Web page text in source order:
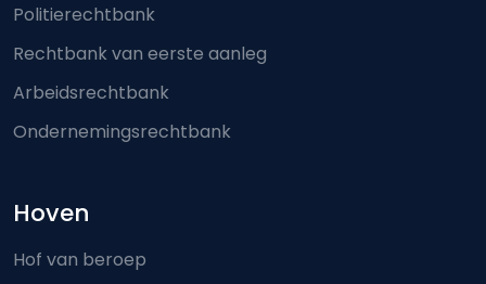
Politierechtbank
Rechtbank van eerste aanleg
Arbeidsrechtbank
Ondernemingsrechtbank
Hoven
Hof van beroep